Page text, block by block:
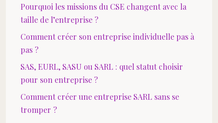
Pourquoi les missions du CSE changent avec la
taille de l’entreprise ?
Comment créer son entreprise individuelle pas à
pas ?
SAS, EURL, SASU ou SARL : quel statut choisir
pour son entreprise ?
Comment créer une entreprise SARL sans se
tromper ?